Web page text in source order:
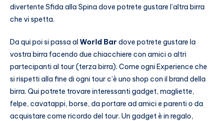
divertente Sfida alla Spina dove potrete gustare l’altra birra
che vi spetta.
Da qui poi si passa alWorld Bar dove potrete gustare la
vostra birra facendo due chiacchiere con amici o altri
partecipanti al tour (terza birra). Come ogni Experience che
si rispetti alla fine di ogni tour c’è uno shop con il brand della
birra. Qui potrete trovare interessanti gadget, magliette,
felpe, cavatappi, borse, da portare ad amici e parenti o da
acquistare come ricordo del tour. Un gadget è in regalo,